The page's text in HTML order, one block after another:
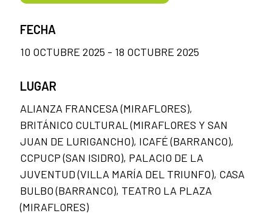
FECHA
10 OCTUBRE 2025 - 18 OCTUBRE 2025
LUGAR
ALIANZA FRANCESA (MIRAFLORES),
BRITÁNICO CULTURAL (MIRAFLORES Y SAN
JUAN DE LURIGANCHO), ICAFÉ (BARRANCO),
CCPUCP (SAN ISIDRO), PALACIO DE LA
JUVENTUD (VILLA MARÍA DEL TRIUNFO), CASA
BULBO (BARRANCO), TEATRO LA PLAZA
(MIRAFLORES)